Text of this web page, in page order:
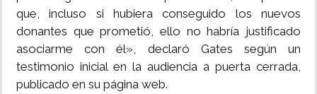
que, incluso si hubiera conseguido los nuevos
donantes que prometió, ello no habría justificado
asociarme con él», declaró Gates según un
testimonio inicial en la audiencia a puerta cerrada,
publicado en su página web.